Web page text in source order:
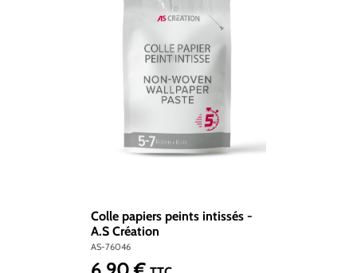
Colle papiers peints intissés -
A.S Création
AS-76046